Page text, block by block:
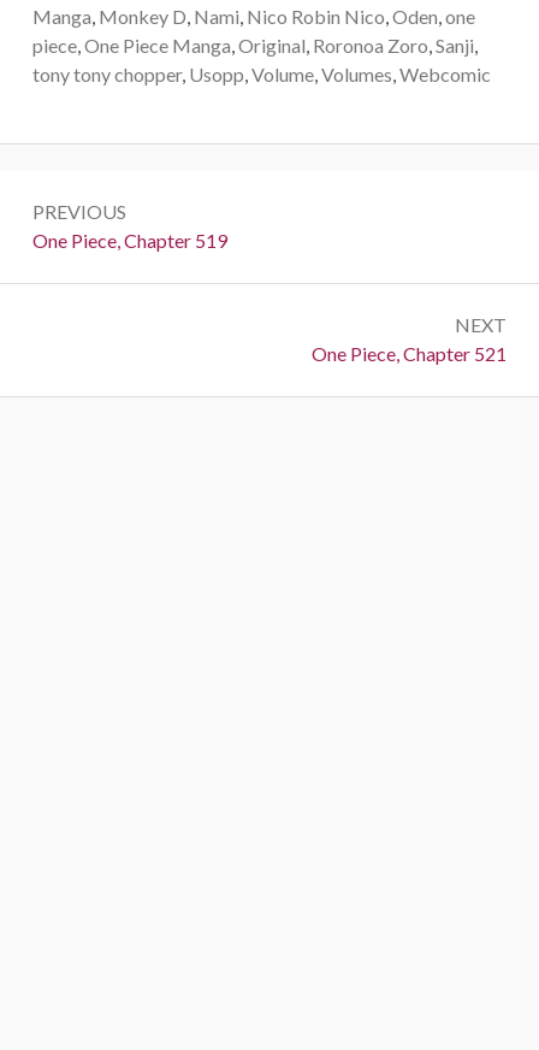
Manga Monkey D Nami Nico Robin Nico Oden one
piece, One Piece Manga Original Roronoa Zoro Sanji
tony tony chopper, Usopp Volume, Volumes Webcomic
navigation
PREVIOUS
Previous:
One Piece, Chapter 519
NEXT
Next:
One Piece, Chapter 521